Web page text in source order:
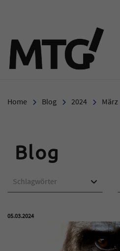
Home Blog 2024 März
Blog
Schlagwörter
Veröffentlicht am:
05.03.2024